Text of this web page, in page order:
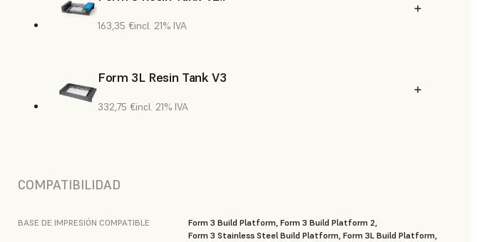
163,35 €incl. 21% IVA
Form 3L Resin Tank V3
332,75 €incl. 21% IVA
COMPATIBILIDAD
BASE DE IMPRESIÓN COMPATIBLE
Form 3 Build Platform, Form 3 Build Platform 2,
Form 3 Stainless Steel Build Platform, Form 3L Build Platform,